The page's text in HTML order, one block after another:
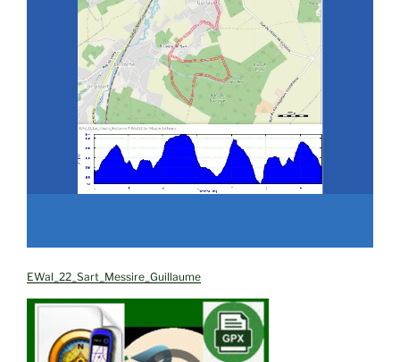
EWal_22_Sart_Messire_Guillaume